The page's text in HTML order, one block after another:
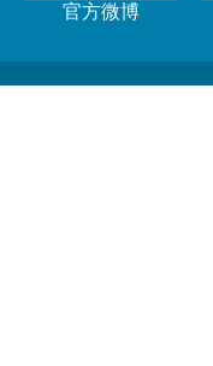
官方微博